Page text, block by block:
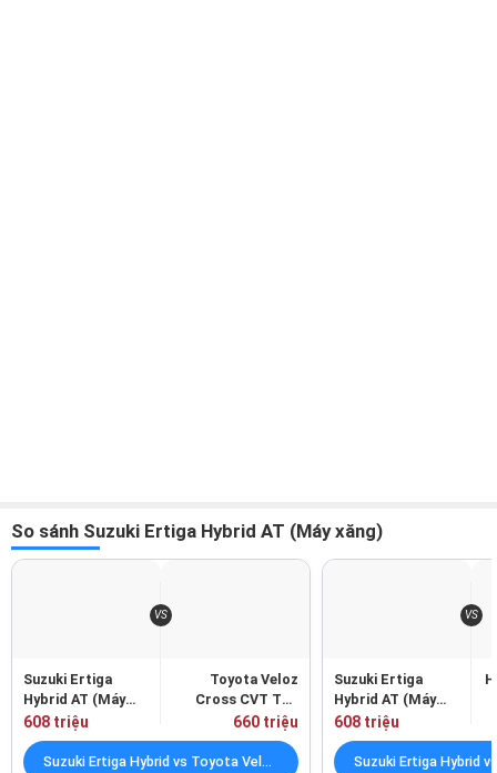
So sánh Suzuki Ertiga Hybrid AT (Máy xăng)
Suzuki Ertiga
Hybrid AT (Máy
xăng)
608 triệu
Toyota Veloz
Cross CVT Top
(Máy xăng)
660 triệu
Suzuki Ertiga Hybrid vs Toyota Veloz Cross
Suzuki Ertiga
Hybrid AT (Máy
xăng)
608 triệu